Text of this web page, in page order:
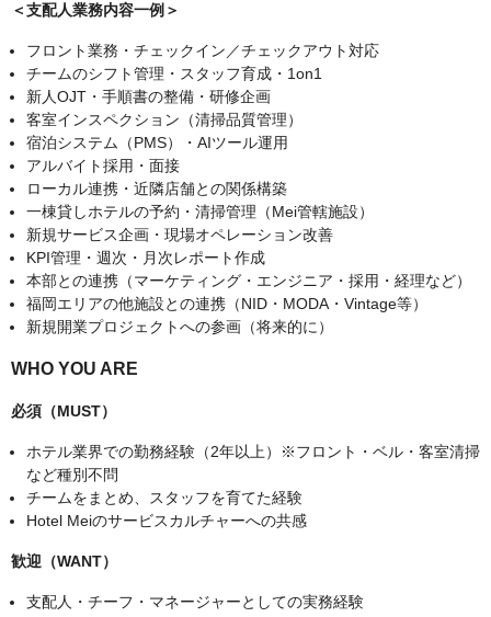
＜支配人業務内容一例＞
フロント業務・チェックイン／チェックアウト対応
チームのシフト管理・スタッフ育成・1on1
新人OJT・手順書の整備・研修企画
客室インスペクション（清掃品質管理）
宿泊システム（PMS）・AIツール運用
アルバイト採用・面接
ローカル連携・近隣店舗との関係構築
一棟貸しホテルの予約・清掃管理（Mei管轄施設）
新規サービス企画・現場オペレーション改善
KPI管理・週次・月次レポート作成
本部との連携（マーケティング・エンジニア・採用・経理など）
福岡エリアの他施設との連携（NID・MODA・Vintage等）
新規開業プロジェクトへの参画（将来的に）
WHO YOU ARE
必須（MUST）
ホテル業界での勤務経験（2年以上）※フロント・ベル・客室清掃
など種別不問
チームをまとめ、スタッフを育てた経験
Hotel Meiのサービスカルチャーへの共感
歓迎（WANT）
支配人・チーフ・マネージャーとしての実務経験